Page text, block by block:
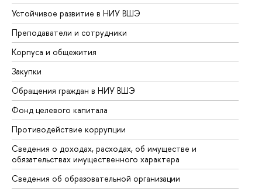
Устойчивое развитие в НИУ ВШЭ
Преподаватели и сотрудники
Корпуса и общежития
Закупки
Обращения граждан в НИУ ВШЭ
Фонд целевого капитала
Противодействие коррупции
Сведения о доходах, расходах, об имуществе и
обязательствах имущественного характера
Сведения об образовательной организации